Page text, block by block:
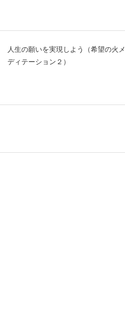
て
だ
人生の願いを実現しよう（希望の火メ
ディテーション２）